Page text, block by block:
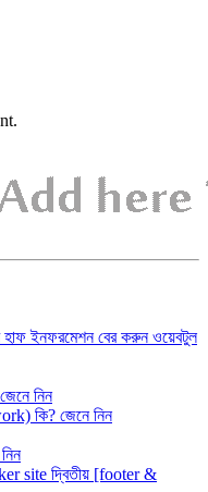
হাফ ইনফরমেশন বের করুন ওয়েবটুল
নিন
কি? জেনে নিন
site দ্বিতীয় [footer &